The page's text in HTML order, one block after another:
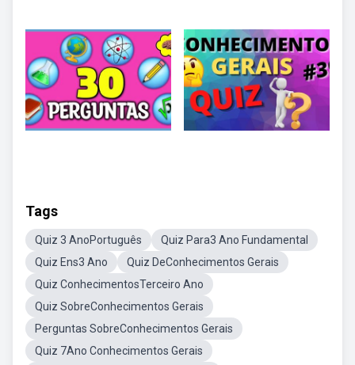
Tags
Quiz 3 AnoPortuguês
Quiz Para3 Ano Fundamental
Quiz Ens3 Ano
Quiz DeConhecimentos Gerais
Quiz ConhecimentosTerceiro Ano
Quiz SobreConhecimentos Gerais
Perguntas SobreConhecimentos Gerais
Quiz 7Ano Conhecimentos Gerais